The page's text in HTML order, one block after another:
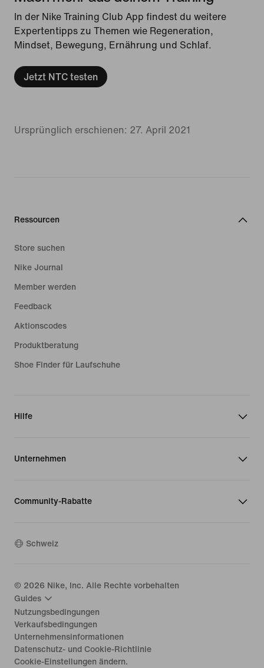
In der Nike Training Club App findest du weitere
Expertentipps zu Themen wie Regeneration,
Mindset, Bewegung, Ernährung und Schlaf.
Jetzt NTC testen
Ursprünglich erschienen: 27. April 2021
Ressourcen
Store suchen
Nike Journal
Member werden
Feedback
Aktionscodes
Produktberatung
Shoe Finder für Laufschuhe
Hilfe
Unternehmen
Community-Rabatte
Schweiz
© 2026 Nike, Inc. Alle Rechte vorbehalten
Guides
Nutzungsbedingungen
Verkaufsbedingungen
Unternehmensinformationen
Datenschutz- und Cookie-Richtlinie
Cookie-Einstellungen ändern.